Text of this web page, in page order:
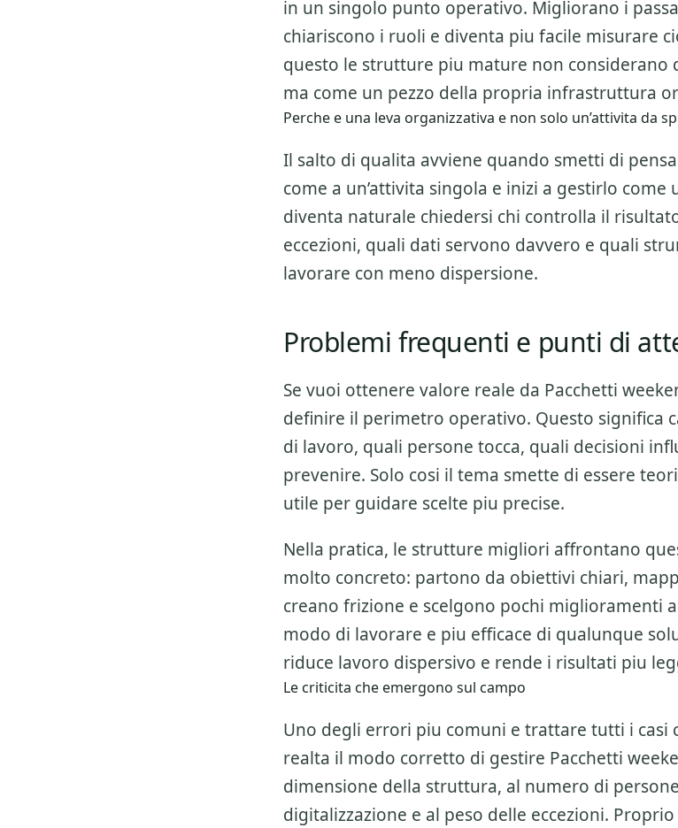
in un singolo punto operativo. Migliorano i
chiariscono i ruoli e diventa piu facile misurare
questo le strutture piu mature non considerano
ma come un pezzo della propria infrastruttura
Perche e una leva organizzativa e non solo un’attivita da
Il salto di qualita avviene quando smetti di
come a un’attivita singola e inizi a gestirlo come
diventa naturale chiedersi chi controlla il
eccezioni, quali dati servono davvero e quali
lavorare con meno dispersione.
Problemi frequenti e punti di
Se vuoi ottenere valore reale da Pacchetti
definire il perimetro operativo. Questo significa
di lavoro, quali persone tocca, quali decisioni
prevenire. Solo cosi il tema smette di essere
utile per guidare scelte piu precise.
Nella pratica, le strutture migliori affrontano
molto concreto: partono da obiettivi chiari,
creano frizione e scelgono pochi miglioramenti
modo di lavorare e piu efficace di qualunque
riduce lavoro dispersivo e rende i risultati piu
Le criticita che emergono sul campo
Uno degli errori piu comuni e trattare tutti i casi
realta il modo corretto di gestire Pacchetti
dimensione della struttura, al numero di
digitalizzazione e al peso delle eccezioni.